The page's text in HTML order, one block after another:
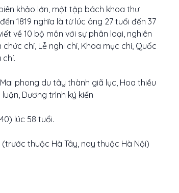
khảo lớn, một tập bách khoa thư
1819 nghĩa là từ lúc ông 27 tuổi đến 37
về 10 bộ môn với sự phân loại, nghiên
chí, Lễ nghi chí, Khoa mục chí, Quốc
chí.
phong du tây thành giã lục, Hoa thiều
Dương trình ký kiến
lúc 58 tuổi.
thuộc Hà Tây, nay thuộc Hà Nội)